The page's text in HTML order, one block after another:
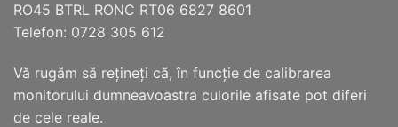
RO45 BTRL RONC RT06 6827 8601
Telefon: 0728 305 612
Vă rugăm să reţineţi că, în funcţie de calibrarea
monitorului dumneavoastra culorile afisate pot diferi
de cele reale.